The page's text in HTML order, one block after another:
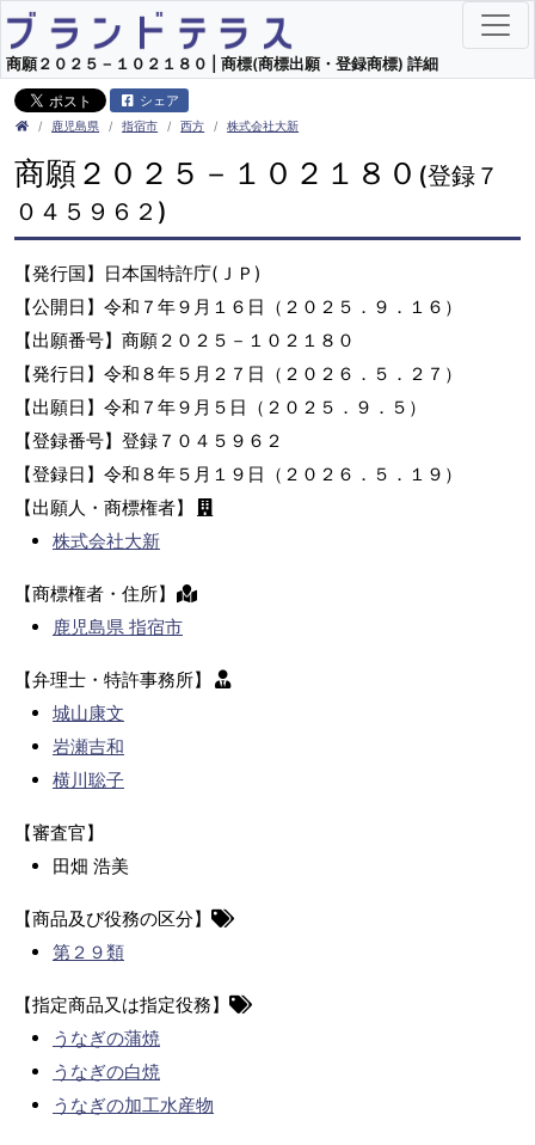
商願２０２５－１０２１８０ | 商標(商標出願・登録商標) 詳細
シェア
鹿児島県 指宿市 西方 株式会社大新
商願２０２５－１０２１８０ (登録７
０４５９６２)
【発行国】日本国特許庁(ＪＰ)
【公開日】令和７年９月１６日（２０２５．９．１６）
【出願番号】商願２０２５－１０２１８０
【発行日】令和８年５月２７日（２０２６．５．２７）
【出願日】令和７年９月５日（２０２５．９．５）
【登録番号】登録７０４５９６２
【登録日】令和８年５月１９日（２０２６．５．１９）
【出願人・商標権者】
株式会社大新
【商標権者・住所】
鹿児島県 指宿市
【弁理士・特許事務所】
城山康文
岩瀬吉和
横川聡子
【審査官】
田畑 浩美
【商品及び役務の区分】
第２９類
【指定商品又は指定役務】
うなぎの蒲焼
うなぎの白焼
うなぎの加工水産物